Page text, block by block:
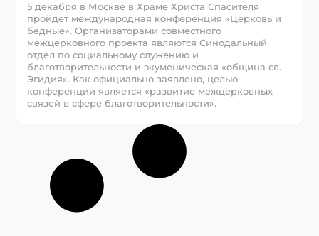
5 декабря в Москве в Храме Христа Спасителя
пройдет международная конференция «Церковь и
бедные». Организаторами совместного
межцерковного проекта являются Синодальный
отдел по социальному служению и
благотворительности и экуменическая «община св.
Эгидия». Как официально заявлено, целью
конференции является «развитие межцерковных
связей в сфере благотворительности».